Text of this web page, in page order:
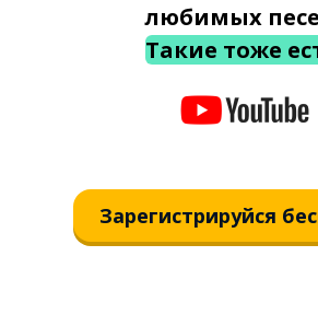
любимых
Такие тоже
Зарегистрируйся